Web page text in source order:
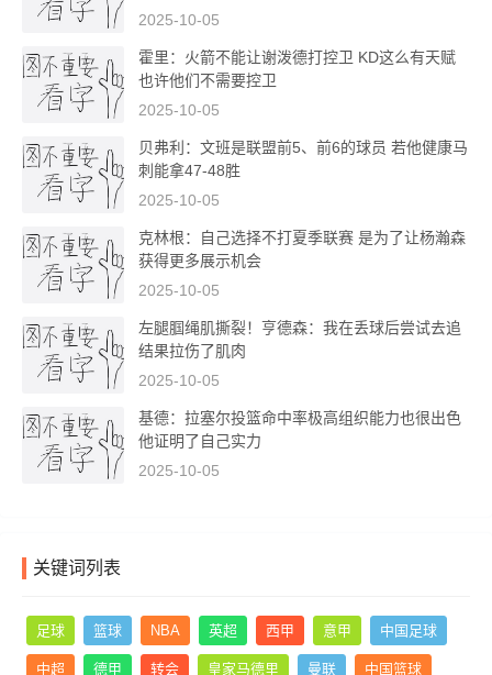
2025-10-05
霍里：火箭不能让谢泼德打控卫 KD这么有天赋
也许他们不需要控卫
2025-10-05
贝弗利：文班是联盟前5、前6的球员 若他健康马
刺能拿47-48胜
2025-10-05
克林根：自己选择不打夏季联赛 是为了让杨瀚森
获得更多展示机会
2025-10-05
左腿腘绳肌撕裂！亨德森：我在丢球后尝试去追
结果拉伤了肌肉
2025-10-05
基德：拉塞尔投篮命中率极高组织能力也很出色
他证明了自己实力
2025-10-05
关键词列表
足球 篮球 NBA 英超 西甲 意甲 中国足球
中超 德甲 转会 皇家马德里 曼联 中国篮球